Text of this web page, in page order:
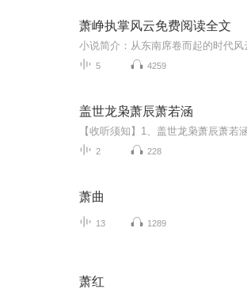
萧峥执掌风云免费阅读全文
5 4259
盖世龙枭萧辰萧若涵
2 228
萧曲
13 1289
萧红